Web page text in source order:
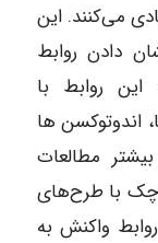
می‌کنند. این
دادن روابط
روابط با
اندوتوکسن ها
مطالعات
با طرح‌های
واکنش به